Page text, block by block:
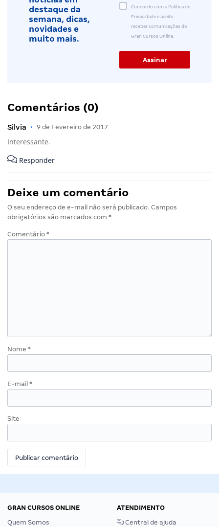
destaque da
semana, dicas,
novidades e
muito mais.
Concordo com a Política de
Privacidade e aceito
receber comunicações do
Gran Cursos Online.
Comentários (0)
Silvia • 9 de Fevereiro de 2017
Interessante.
Responder
Deixe um comentário
O seu endereço de e-mail não será publicado. Campos
obrigatórios são marcados com *
Comentário *
Nome *
E-mail *
Site
GRAN CURSOS ONLINE
Quem Somos
ATENDIMENTO
Central de ajuda